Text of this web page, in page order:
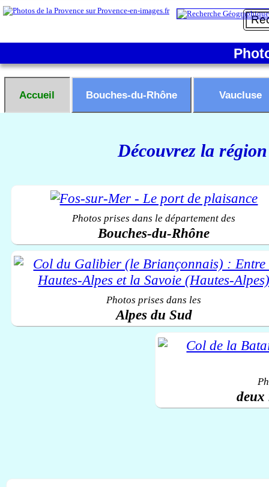
Accueil Bouches-du-Rhône Vaucluse
Découvrez la
Photos prises dans le département des
Bouches-du-Rhône
Photos prises dans les
Alpes du Sud
deux